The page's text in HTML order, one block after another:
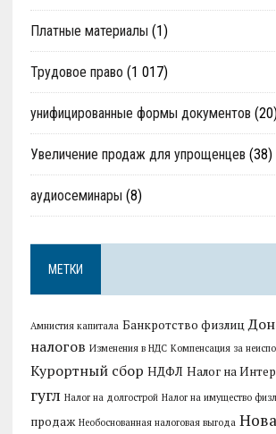
Платные материалы (1)
Трудовое право (1 017)
унифицированные формы документов (20)
Увеличение продаж для упрощенцев (38)
аудиосеминары (8)
МЕТКИ
Амнистия капитала Банкротство физлиц
налогов Изменения в НДС Компенсация за
Курортный сбор НДФЛ Налог на
гугл Налог на долгострой Налог на имущество
продаж Необоснованная налоговая выгода